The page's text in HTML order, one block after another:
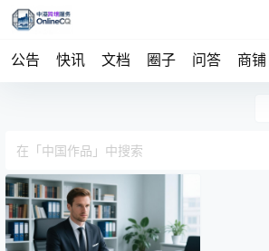
公告 快讯 文档 圈子 问答 商铺